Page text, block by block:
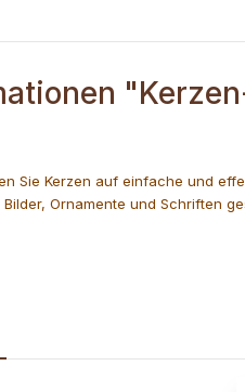
Sie Kerzen auf einfache und
Ornamente und Schriften